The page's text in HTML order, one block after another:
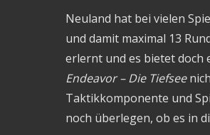
Neuland hat bei vielen
und damit maximal 13
erlernt und es bietet doch
Endeavor – Die Tiefsee
Taktikkomponente und
noch überlegen, ob es in